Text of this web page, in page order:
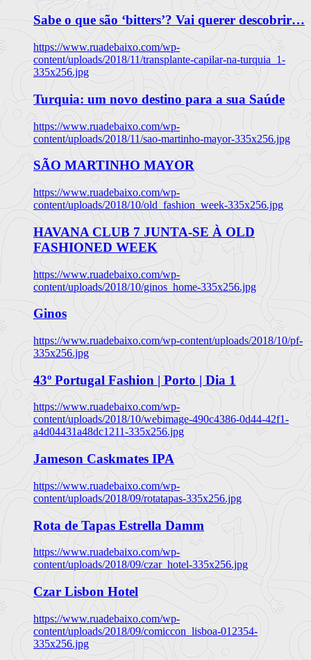
Sabe o que são ‘bitters’? Vai querer descobrir…
https://www.ruadebaixo.com/wp-
content/uploads/2018/11/transplante-capilar-na-turquia_1-
335x256.jpg
Turquia: um novo destino para a sua Saúde
https://www.ruadebaixo.com/wp-
content/uploads/2018/11/sao-martinho-mayor-335x256.jpg
SÃO MARTINHO MAYOR
https://www.ruadebaixo.com/wp-
content/uploads/2018/10/old_fashion_week-335x256.jpg
HAVANA CLUB 7 JUNTA-SE À OLD
FASHIONED WEEK
https://www.ruadebaixo.com/wp-
content/uploads/2018/10/ginos_home-335x256.jpg
Ginos
https://www.ruadebaixo.com/wp-content/uploads/2018/10/pf-
335x256.jpg
43º Portugal Fashion | Porto | Dia 1
https://www.ruadebaixo.com/wp-
content/uploads/2018/10/webimage-490c4386-0d44-42f1-
a4d04431a48dc1211-335x256.jpg
Jameson Caskmates IPA
https://www.ruadebaixo.com/wp-
content/uploads/2018/09/rotatapas-335x256.jpg
Rota de Tapas Estrella Damm
https://www.ruadebaixo.com/wp-
content/uploads/2018/09/czar_hotel-335x256.jpg
Czar Lisbon Hotel
https://www.ruadebaixo.com/wp-
content/uploads/2018/09/comiccon_lisboa-012354-
335x256.jpg